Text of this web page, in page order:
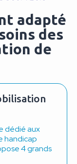
adapté
des
de
dédié aux
handicap
4 grands